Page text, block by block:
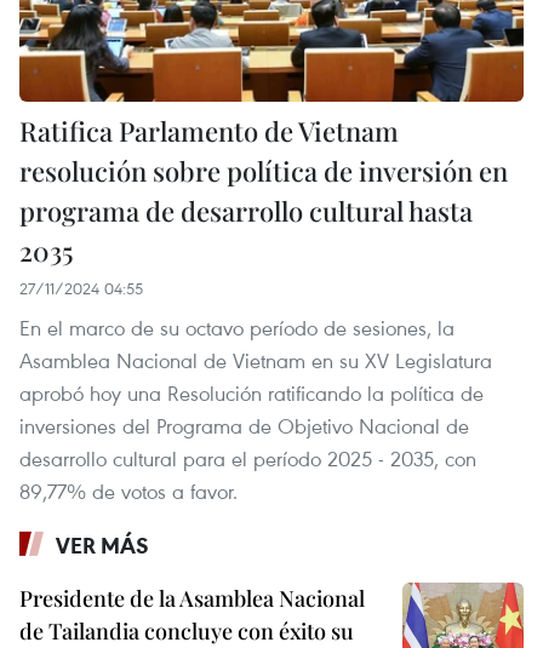
Ratifica Parlamento de Vietnam
resolución sobre política de inversión en
programa de desarrollo cultural hasta
2035
27/11/2024 04:55
En el marco de su octavo período de sesiones, la
Asamblea Nacional de Vietnam en su XV Legislatura
aprobó hoy una Resolución ratificando la política de
inversiones del Programa de Objetivo Nacional de
desarrollo cultural para el período 2025 - 2035, con
89,77% de votos a favor.
VER MÁS
Presidente de la Asamblea Nacional
de Tailandia concluye con éxito su